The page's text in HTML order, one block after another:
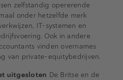
zelfstandig opererende
onder hetzelfde merk
IT-systemen en
Ook in andere
vinden overnames
van private-equitybedrijven.
uitgesloten De Britse en de